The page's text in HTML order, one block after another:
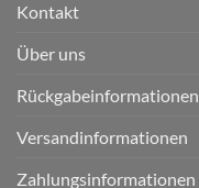
Kontakt
Über uns
Rückgabeinformationen
Versandinformationen
Zahlungsinformationen